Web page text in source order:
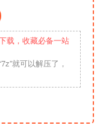
载，收藏必备一站
就可以解压了，